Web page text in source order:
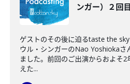
ンガー）２回目
ゲストのその後に迫るtaste the
ウル・シンガーのNao Yoshiokaさ
ました。前回のご出演からおよそ
えた...